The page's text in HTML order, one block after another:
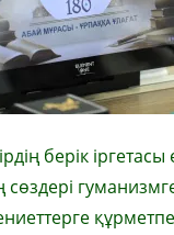
берік іргетасы